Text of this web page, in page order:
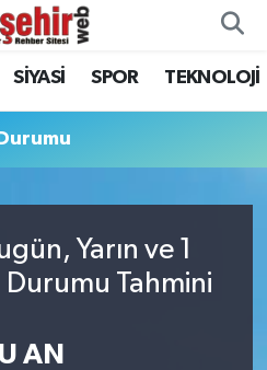
SİYASİ SPOR TEKNOLOJİ
Yarın ve 1
Durumu Tahmini
AN